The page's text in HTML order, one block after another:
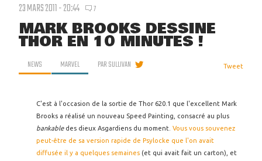
23 MARS 2011 - 20:44 7
MARK BROOKS DESSINE
THOR EN 10 MINUTES !
NEWS MARVEL PARSULLIVAN Tweet
C'est à l'occasion de la sortie de Thor 620.1 que l'excellent Mark
Brooks a réalisé un nouveau Speed Painting, consacré au plus
bankable des dieux Asgardiens du moment. Vous vous souvenez
peut-être de sa version rapide de Psylocke que l'on avait
diffusée il y a quelques semaines (et qui avait fait un carton), et